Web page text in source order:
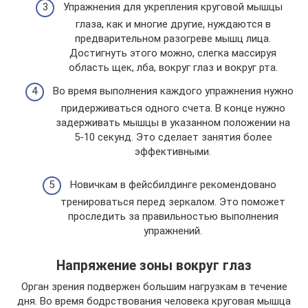
Упражнения для укрепления круговой мышцы
глаза, как и многие другие, нуждаются в
предварительном разогреве мышц лица.
Достигнуть этого можно, слегка массируя
область щек, лба, вокруг глаз и вокруг рта.
Во время выполнения каждого упражнения нужно
придерживаться одного счета. В конце нужно
задерживать мышцы в указанном положении на
5-10 секунд. Это сделает занятия более
эффективными.
Новичкам в фейсбилдинге рекомендовано
тренироваться перед зеркалом. Это поможет
проследить за правильностью выполнения
упражнений.
Напряжение зоны вокруг глаз
Орган зрения подвержен большим нагрузкам в течение
дня. Во время бодрствования человека круговая мышца